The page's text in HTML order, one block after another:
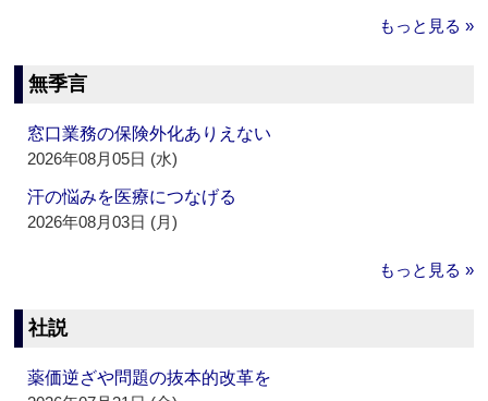
もっと見る »
無季言
窓口業務の保険外化ありえない
2026年08月05日 (水)
汗の悩みを医療につなげる
2026年08月03日 (月)
もっと見る »
社説
薬価逆ざや問題の抜本的改革を